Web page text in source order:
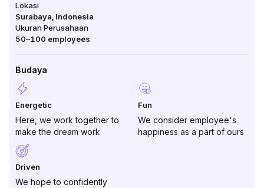
Lokasi
Surabaya Indonesia
Ukuran Perusahaan
50–100 employees
Budaya
Energetic
Here, we work together to
make the dream work
Fun
We consider employee's
happiness as a part of ours
Driven
We hope to confidently